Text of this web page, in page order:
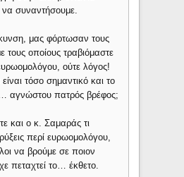
να συναντήσουμε.
μας φόρτωσαν τους
τους οποίους τραβιόμαστε
ούτε λόγος!
τόσο σημαντικό και το
αγνώστου πατρός βρέφος;
και ο κ. Σαμαράς τι
περί ευρωομολόγου,
να βρούμε σε ποιον
πεταχτεί το… έκθετο.